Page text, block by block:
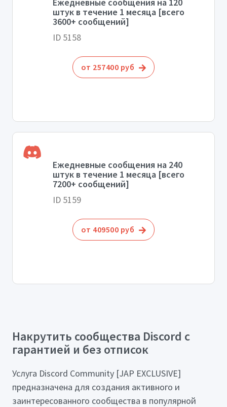
штук в течение 1 месяца [всего
3600+ сообщений]
ID 5158
от 257400 руб
Ежедневные сообщения на 240
штук в течение 1 месяца [всего
7200+ сообщений]
ID 5159
от 409500 руб
Накрутить сообщества Discord с
гарантией и без отписок
Услуга Discord Community [JAP EXCLUSIVE]
предназначена для создания активного и
заинтересованного сообщества в популярной